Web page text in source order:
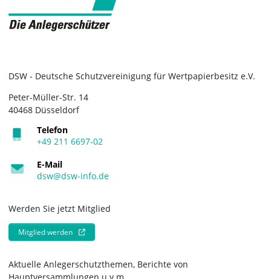
DSW - Deutsche Schutzvereinigung für Wertpapierbesitz e.V.
Peter-Müller-Str. 14
40468 Düsseldorf
Telefon
+49 211 6697-02
E-Mail
dsw@dsw-info.de
Werden Sie jetzt Mitglied
Mitglied werden
Aktuelle Anlegerschutzthemen, Berichte von